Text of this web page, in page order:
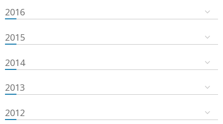
2016
2015
2014
2013
2012